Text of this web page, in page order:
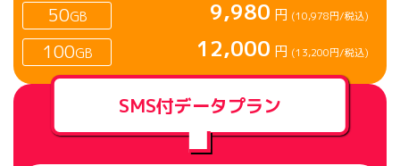
50GB 9,980 円 (10,978円/税込)
100GB 12,000 円 (13,200円/税込)
SMS付データプラン